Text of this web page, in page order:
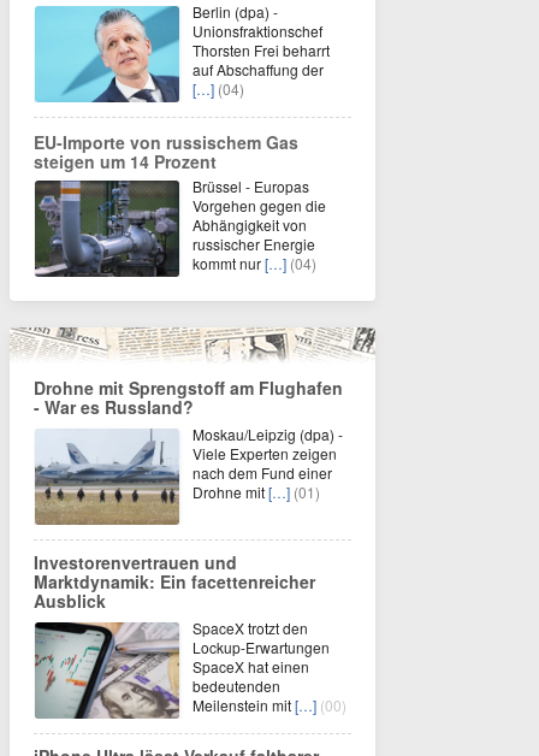
Berlin (dpa) -
Unionsfraktionschef
Thorsten Frei beharrt
auf Abschaffung der
[…] (04)
EU-Importe von russischem Gas
steigen um 14 Prozent
Brüssel - Europas
Vorgehen gegen die
Abhängigkeit von
russischer Energie
kommt nur[…] (04)
Drohne mit Sprengstoff am Flughafen
- War es Russland?
Moskau/Leipzig (dpa) -
Viele Experten zeigen
nach dem Fund einer
Drohne mit[…] (01)
Investorenvertrauen und
Marktdynamik: Ein facettenreicher
Ausblick
SpaceX trotzt den
Lockup-Erwartungen
SpaceX hat einen
bedeutenden
Meilenstein mit[…] (00)